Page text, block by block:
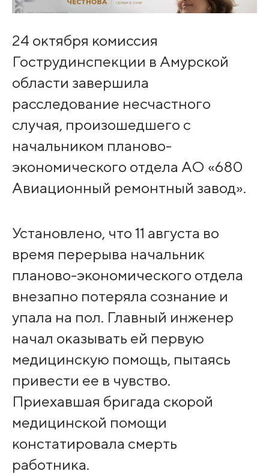
24 октября комиссия
Гострудинспекции в Амурской
области завершила
расследование несчастного
случая, произошедшего с
начальником планово-
экономического отдела АО «680
Авиационный ремонтный завод».
Установлено, что 11 августа во
время перерыва начальник
планово-экономического отдела
внезапно потеряла сознание и
упала на пол. Главный инженер
начал оказывать ей первую
медицинскую помощь, пытаясь
привести ее в чувство.
Приехавшая бригада скорой
медицинской помощи
констатировала смерть
работника.